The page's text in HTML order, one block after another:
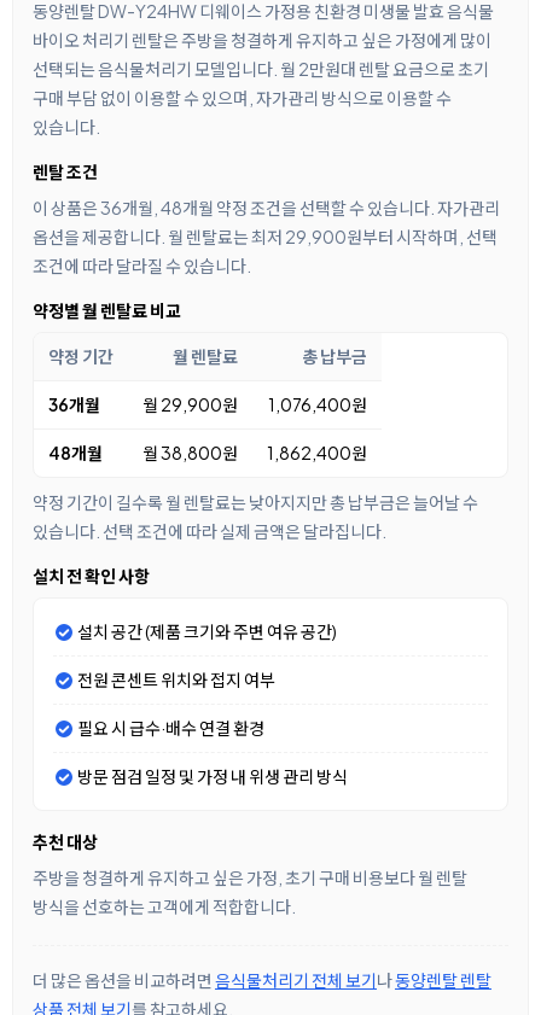
동양렌탈 DW-Y24HW 디웨이스 가정용 친환경 미생물 발효 음식물
바이오 처리기 렌탈은 주방을 청결하게 유지하고 싶은 가정에게 많이
선택되는 음식물처리기 모델입니다. 월 2만원대 렌탈 요금으로 초기
구매 부담 없이 이용할 수 있으며, 자가관리 방식으로 이용할 수
있습니다.
렌탈 조건
이 상품은 36개월, 48개월 약정 조건을 선택할 수 있습니다. 자가관리
옵션을 제공합니다. 월 렌탈료는 최저 29,900원부터 시작하며, 선택
조건에 따라 달라질 수 있습니다.
약정별 월 렌탈료 비교
약정 기간 월 렌탈료 총 납부금
36개월 월 29,900원 1,076,400원
48개월 월 38,800원 1,862,400원
약정 기간이 길수록 월 렌탈료는 낮아지지만 총 납부금은 늘어날 수
있습니다. 선택 조건에 따라 실제 금액은 달라집니다.
설치 전 확인 사항
설치 공간 (제품 크기와 주변 여유 공간)
전원 콘센트 위치와 접지 여부
필요 시 급수·배수 연결 환경
방문 점검 일정 및 가정 내 위생 관리 방식
추천 대상
주방을 청결하게 유지하고 싶은 가정, 초기 구매 비용보다 월 렌탈
방식을 선호하는 고객에게 적합합니다.
더 많은 옵션을 비교하려면 음식물처리기 전체 보기나동양렌탈 렌탈
상품 전체 보기를 참고하세요.